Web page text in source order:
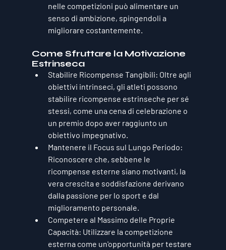
nelle competizioni può alimentare un
senso di ambizione, spingendoli a
migliorare costantemente.
Come Sfruttare la Motivazione
Estrinseca
Stabilire Ricompense Tangibili: Oltre agli
obiettivi intrinseci, gli atleti possono
stabilire ricompense estrinseche per sé
stessi, come una cena di celebrazione o
un premio dopo aver raggiunto un
obiettivo impegnativo.
Mantenere il Focus sul Lungo Periodo:
Riconoscere che, sebbene le
ricompense esterne siano motivanti, la
vera crescita e soddisfazione derivano
dalla passione per lo sport e dal
miglioramento personale.
Competere al Massimo delle Proprie
Capacità: Utilizzare la competizione
esterna come un'opportunità per testare